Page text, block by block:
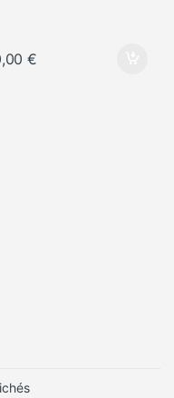
€
Trié du plus récent au